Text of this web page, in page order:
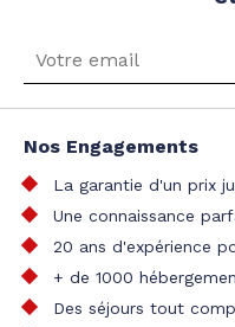
Nos Engagements
La garantie d'un prix
Une connaissance
20 ans d'expérience
+ de 1000
Des séjours tout